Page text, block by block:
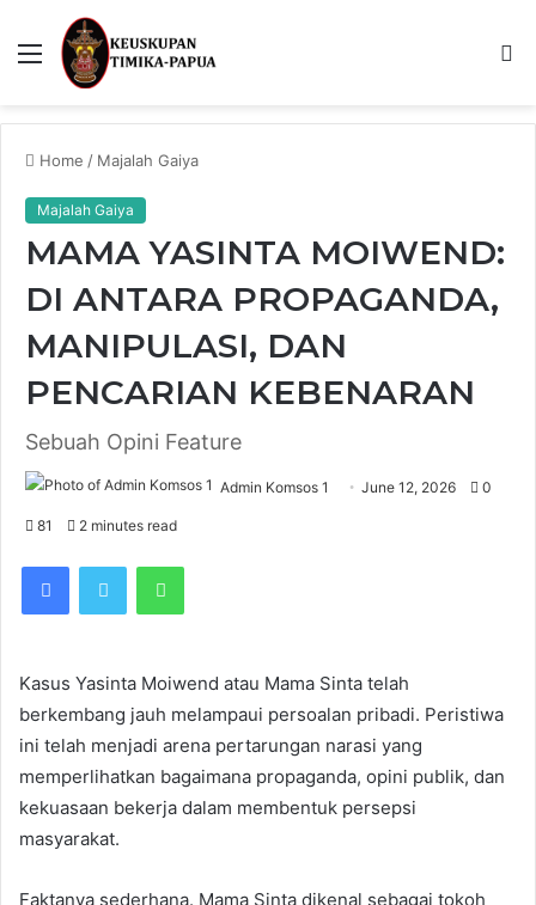
Menu
Home / Majalah Gaiya
Majalah Gaiya
MAMA YASINTA MOIWEND:
DI ANTARA PROPAGANDA,
MANIPULASI, DAN
PENCARIAN KEBENARAN
Sebuah Opini Feature
Admin Komsos 1 June 12, 2026 0
81 2 minutes read
Kasus Yasinta Moiwend atau Mama Sinta telah
berkembang jauh melampaui persoalan pribadi. Peristiwa
ini telah menjadi arena pertarungan narasi yang
memperlihatkan bagaimana propaganda, opini publik, dan
kekuasaan bekerja dalam membentuk persepsi
masyarakat.
Faktanya sederhana. Mama Sinta dikenal sebagai tokoh